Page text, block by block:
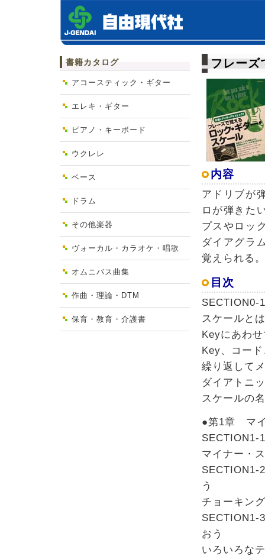
フレーズ
内容
アドリブが
ロが弾きた
プスやロッ
ダイアグラ
覚えられる。
目次
SECTION0-
スケールと
Keyにあわ
Key、コー
繰り返して
ダイアトニ
スケールの
●第1章 マイ
SECTION1-
マイナー・
SECTION1-
う
チョーキン
SECTION1-
おう
いろいろな
書籍カタログ
アコースティック・ギター
エレキ・ギター
ピアノ・キーボード
ウクレレ
ベース
ドラム
その他楽器
ヴォーカル・カラオケ・唱歌
オムニバス曲集
作曲・理論・DTM
保育・教育・介護書